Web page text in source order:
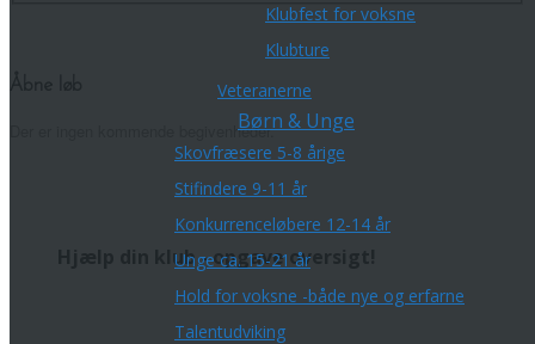
Klubfest for voksne
Klubture
Veteranerne
Børn & Unge
Skovfræsere 5-8 årige
Stifindere 9-11 år
Konkurrenceløbere 12-14 år
Unge ca. 15-21 år
Hold for voksne -både nye og erfarne
Talentudviking
Der er ingen kommende begivenheder.
Hjælp din klub - opgave oversigt!